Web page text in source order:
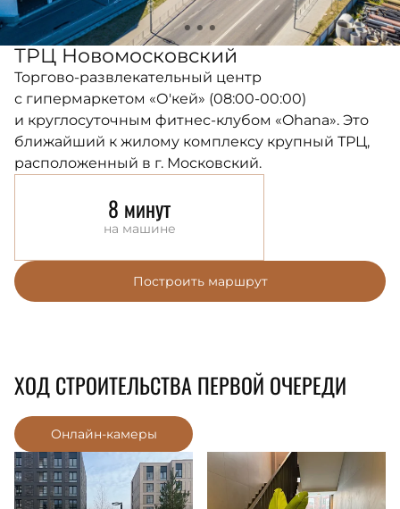
ТРЦ Новомосковский
Торгово-развлекательный центр
с гипермаркетом «О'кей» (08:00-00:00)
и круглосуточным фитнес-клубом «Ohana». Это
ближайший к жилому комплексу крупный ТРЦ,
расположенный в г. Московский.
8 минут
на машине
Построить маршрут
ХОД СТРОИТЕЛЬСТВА ПЕРВОЙ ОЧЕРЕДИ
Онлайн-камеры